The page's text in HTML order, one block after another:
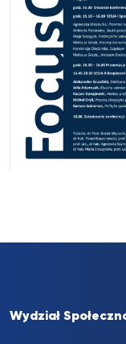
Wydział